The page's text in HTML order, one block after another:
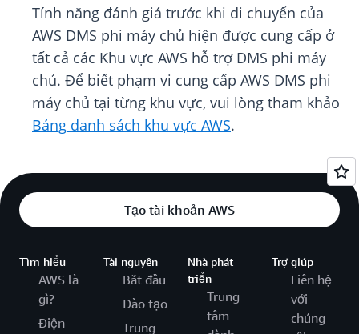
Tính năng đánh giá trước khi di chuyển của
AWS DMS phi máy chủ hiện được cung cấp ở
tất cả các Khu vực AWS hỗ trợ DMS phi máy
chủ. Để biết phạm vi cung cấp AWS DMS phi
máy chủ tại từng khu vực, vui lòng tham khảo
Bảng danh sách khu vực AWS.
Tạo tài khoản AWS
Tìm hiểu
AWS là
gì?
Điện
Tài nguyên
Bắt đầu
Đào tạo
Trung
Nhà phát
triển
Trung
tâm
Trợ giúp
Liên hệ
với
chúng